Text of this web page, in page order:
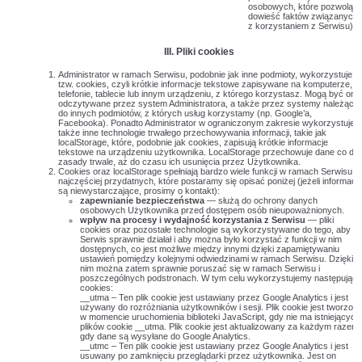
osobowych, które pozwolą
dowieść faktów związanych
z korzystaniem z Serwisu).
III. Pliki cookies
Administrator w ramach Serwisu, podobnie jak inne podmioty, wykorzystuje
tzw. cookies, czyli krótkie informacje tekstowe zapisywane na komputerze,
telefonie, tablecie lub innym urządzeniu, z którego korzystasz. Mogą być one
odczytywane przez system Administratora, a także przez systemy należące
do innych podmiotów, z których usług korzystamy (np. Google’a,
Facebooka). Ponadto Administrator w ograniczonym zakresie wykorzystuje
także inne technologie trwałego przechowywania informacji, takie jak
localStorage, które, podobnie jak cookies, zapisują krótkie informacje
tekstowe na urządzeniu użytkownika. LocalStorage przechowuje dane co do
zasady trwale, aż do czasu ich usunięcia przez Użytkownika.
Cookies oraz localStorage spełniają bardzo wiele funkcji w ramach Serwisu,
najczęściej przydatnych, które postaramy się opisać poniżej (jeżeli informacje
są niewystarczające, prosimy o kontakt):
zapewnianie bezpieczeństwa — służą do ochrony danych
osobowych Użytkownika przed dostępem osób nieupoważnionych.
wpływ na procesy i wydajność korzystania z Serwisu — pliki
cookies oraz pozostałe technologie są wykorzystywane do tego, aby
Serwis sprawnie działał i aby można było korzystać z funkcji w nim
dostępnych, co jest możliwe między innymi dzięki zapamiętywaniu
ustawień pomiędzy kolejnymi odwiedzinami w ramach Serwisu. Dzięki
nim można zatem sprawnie poruszać się w ramach Serwisu i
poszczególnych podstronach. W tym celu wykorzystujemy następujące
cookies:
__utma – Ten plik cookie jest ustawiany przez Google Analytics i jest
używany do rozróżniania użytkowników i sesji. Plik cookie jest
w momencie uruchomienia biblioteki JavaScript, gdy nie ma istniejących
plików cookie __utma. Plik cookie jest aktualizowany za każdym razem,
gdy dane są wysyłane do Google Analytics.
__utmc – Ten plik cookie jest ustawiany przez Google Analytics i jest
usuwany po zamknięciu przeglądarki przez użytkownika. Jest on